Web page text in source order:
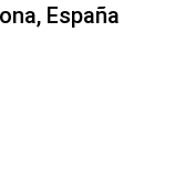
España